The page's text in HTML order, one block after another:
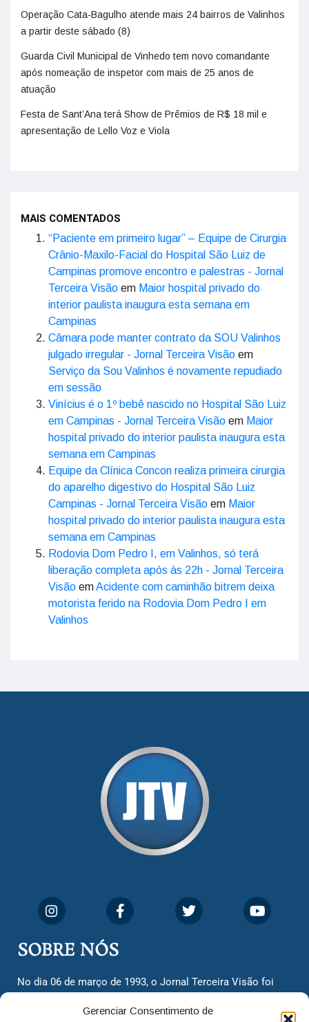
Gerenciar Consentimento de
Operação Cata-Bagulho atende mais 24 bairros de Valinhos
a partir deste sábado (8)
Guarda Civil Municipal de Vinhedo tem novo comandante
após nomeação de inspetor com mais de 25 anos de
atuação
Festa de Sant’Ana terá Show de Prêmios de R$ 18 mil e
apresentação de Lello Voz e Viola
MAIS COMENTADOS
“Paciente em primeiro lugar” – Equipe de Cirurgia
Crânio-Maxilo-Facial do Hospital São Luiz de
Campinas promove encontro e palestras - Jornal
Terceira Visão em Maior hospital privado do
interior paulista inaugura esta semana em
Campinas
Câmara pode manter contrato da SOU Valinhos
julgado irregular - Jornal Terceira Visão em
Serviço da Sou Valinhos é novamente repudiado
em sessão
Vinícius é o 1º bebê nascido no Hospital São Luiz
em Campinas - Jornal Terceira Visão em Maior
hospital privado do interior paulista inaugura esta
semana em Campinas
Equipe da Clínica Concon realiza primeira cirurgia
do aparelho digestivo do Hospital São Luiz
Campinas - Jornal Terceira Visão em Maior
hospital privado do interior paulista inaugura esta
semana em Campinas
Rodovia Dom Pedro I, em Valinhos, só terá
liberação completa após às 22h - Jornal Terceira
Visão emAcidente com caminhão bitrem deixa
motorista ferido na Rodovia Dom Pedro I em
Valinhos
SOBRE NÓS
No dia 06 de março de 1993, o Jornal Terceira Visão foi
cidadãos valinhenses, já que naquela época só existiam